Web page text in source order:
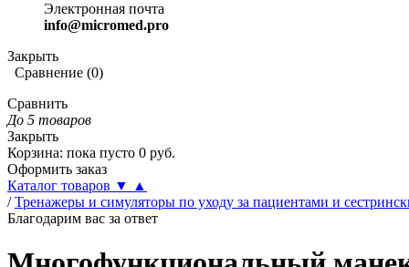
Электронная почта
info@micromed.pro
Закрыть
Сравнение (0)
Сравнить
До 5 товаров
Закрыть
Корзина: пока пусто 0 руб.
Оформить заказ
Каталог товаров ▼
▲
/ Тренажеры и симуляторы по уходу за пациентами и
Благодарим вас за ответ